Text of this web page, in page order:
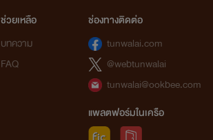
ช่วยเหลือ
บทความ
FAQ
ช่องทางติดต่อ
tunwalai.com
@webtunwalai
tunwalai@ookbee.com
แพลตฟอร์มในเครือ